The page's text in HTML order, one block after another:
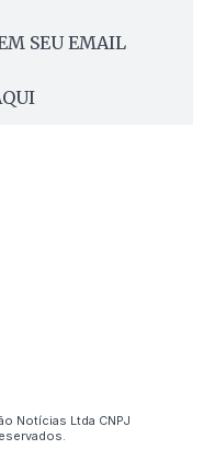
SEU EMAIL
Notícias Ltda CNPJ